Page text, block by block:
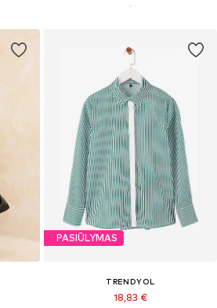
PASIŪLYMAS
TRENDYOL
18,83 €